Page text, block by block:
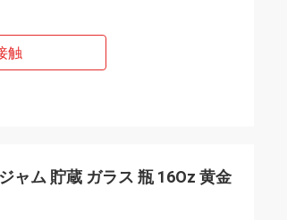
触
ャム 貯蔵 ガラス 瓶 16Oz 黄金